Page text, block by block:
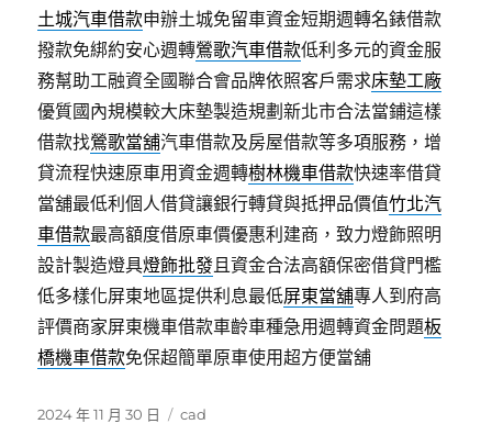
土城汽車借款申辦土城免留車資金短期週轉名錶借款
撥款免綁約安心週轉鶯歌汽車借款低利多元的資金服
務幫助工融資全國聯合會品牌依照客戶需求床墊工廠
優質國內規模較大床墊製造規劃新北市合法當鋪這樣
借款找鶯歌當舖汽車借款及房屋借款等多項服務，增
貸流程快速原車用資金週轉樹林機車借款快速率借貸
當舖最低利個人借貸讓銀行轉貸與抵押品價值竹北汽
車借款最高額度借原車價優惠利建商，致力燈飾照明
設計製造燈具燈飾批發且資金合法高額保密借貸門檻
低多樣化屏東地區提供利息最低屏東當舖專人到府高
評價商家屏東機車借款車齡車種急用週轉資金問題板
橋機車借款免保超簡單原車使用超方便當舖
發
2024 年 11 月 30 日
分
cad